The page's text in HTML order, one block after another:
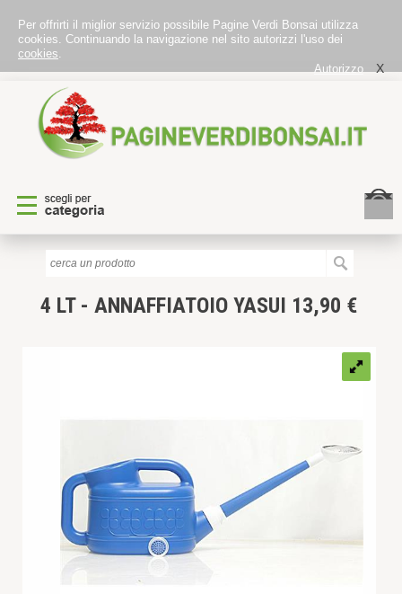
Per offrirti il miglior servizio possibile Pagine Verdi Bonsai utilizza
cookies. Continuando la navigazione nel sito autorizzi l'uso dei
cookies.
Autorizzo
X
4 LT - ANNAFFIATOIO YASUI 13,90 €